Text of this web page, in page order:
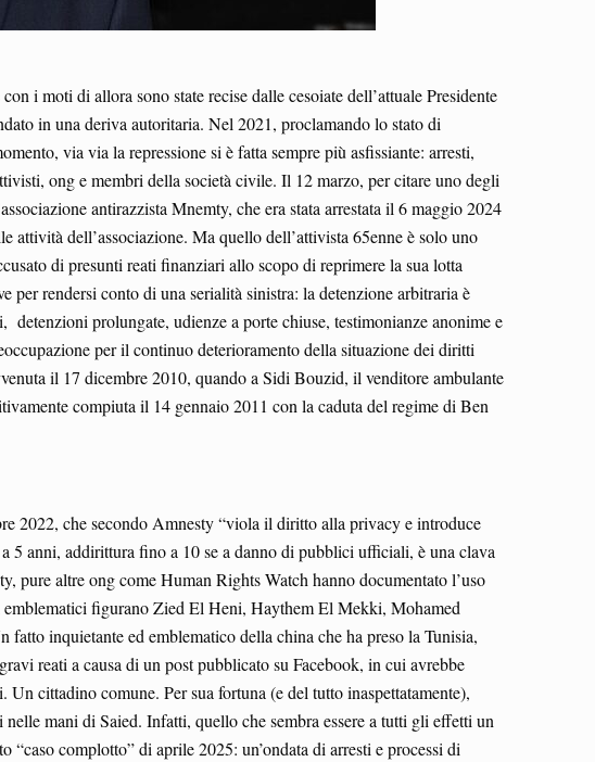
i moti di allora sono state recise dalle cesoiate dell’attuale Presidente
in una deriva autoritaria. Nel 2021, proclamando lo stato di
via via la repressione si è fatta sempre più asfissiante: arresti,
ong e membri della società civile. Il 12 marzo, per citare uno degli
antirazzista Mnemty, che era stata arrestata il 6 maggio 2024
dell’associazione. Ma quello dell’attivista 65enne è solo uno
di presunti reati finanziari allo scopo di reprimere la sua lotta
rendersi conto di una serialità sinistra: la detenzione arbitraria è
prolungate, udienze a porte chiuse, testimonianze anonime e
per il continuo deterioramento della situazione dei diritti
il 17 dicembre 2010, quando a Sidi Bouzid, il venditore ambulante
compiuta il 14 gennaio 2011 con la caduta del regime di Ben
2022, che secondo Amnesty “viola il diritto alla privacy e introduce
5 anni, addirittura fino a 10 se a danno di pubblici ufficiali, è una clava
pure altre ong come Human Rights Watch hanno documentato l’uso
emblematici figurano Zied El Heni, Haythem El Mekki, Mohamed
inquietante ed emblematico della china che ha preso la Tunisia,
reati a causa di un post pubblicato su Facebook, in cui avrebbe
cittadino comune. Per sua fortuna (e del tutto inaspettatamente),
mani di Saied. Infatti, quello che sembra essere a tutti gli effetti un
complotto” di aprile 2025: un’ondata di arresti e processi di